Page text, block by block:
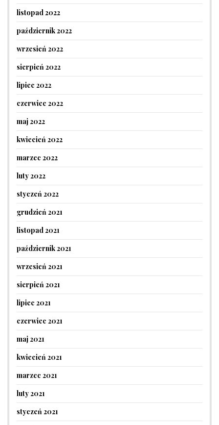
listopad 2022
październik 2022
wrzesień 2022
sierpień 2022
lipiec 2022
czerwiec 2022
maj 2022
kwiecień 2022
marzec 2022
luty 2022
styczeń 2022
grudzień 2021
listopad 2021
październik 2021
wrzesień 2021
sierpień 2021
lipiec 2021
czerwiec 2021
maj 2021
kwiecień 2021
marzec 2021
luty 2021
styczeń 2021